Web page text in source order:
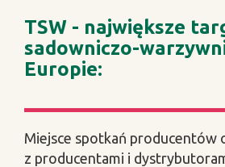
TSW - największe
sadowniczo-
Europie:
Miejsce spotkań producentów
z producentami i